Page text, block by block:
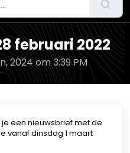
februari 2022
2024 om 3:39 PM
een nieuwsbrief met de
vanaf dinsdag 1 maart